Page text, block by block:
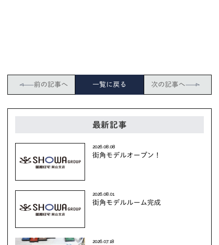
前の記事へ 一覧に戻る 次の記事へ
最新記事
2026.08.08
街角モデルオープン！
2026.08.01
街角モデルルーム完成
2026.07.18